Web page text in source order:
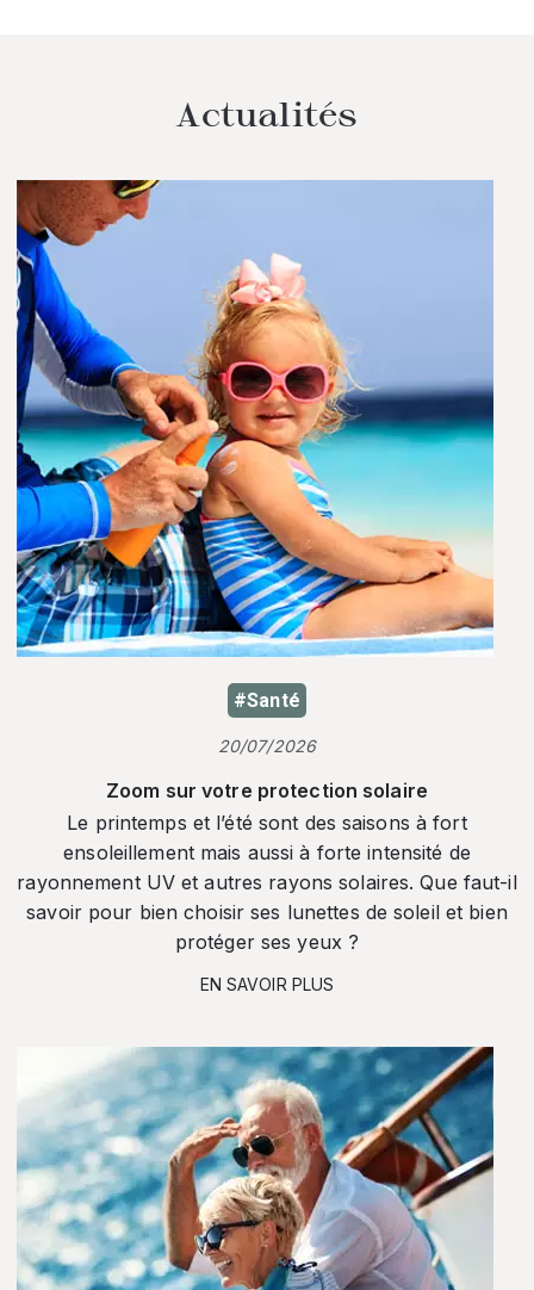
Actualités
#Santé
20/07/2026
Zoom sur votre protection solaire
Le printemps et l’été sont des saisons à fort
ensoleillement mais aussi à forte intensité de
rayonnement UV et autres rayons solaires. Que faut-il
savoir pour bien choisir ses lunettes de soleil et bien
protéger ses yeux ?
EN SAVOIR PLUS